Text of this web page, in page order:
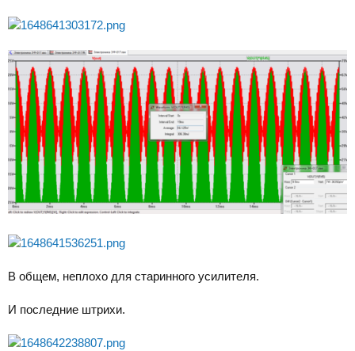
В общем, неплохо для старинного усилителя.
И последние штрихи.